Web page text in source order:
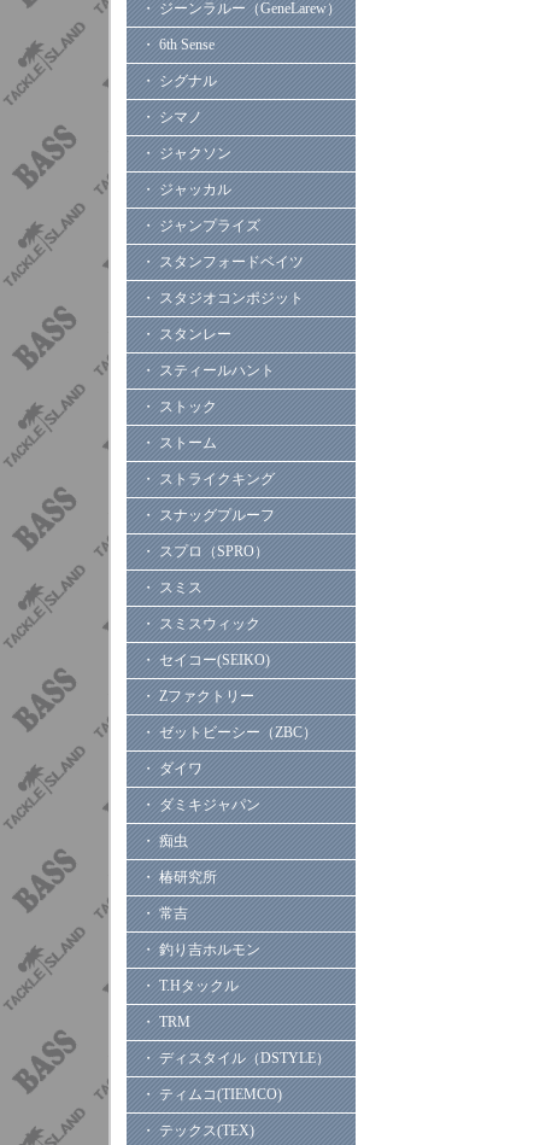
・ ジーンラルー（GeneLarew）
・ 6th Sense
・ シグナル
・ シマノ
・ ジャクソン
・ ジャッカル
・ ジャンプライズ
・ スタンフォードベイツ
・ スタジオコンポジット
・ スタンレー
・ スティールハント
・ ストック
・ ストーム
・ ストライクキング
・ スナッグプルーフ
・ スプロ（SPRO）
・ スミス
・ スミスウィック
・ セイコー(SEIKO)
・ Zファクトリー
・ ゼットビーシー（ZBC）
・ ダイワ
・ ダミキジャパン
・ 痴虫
・ 椿研究所
・ 常吉
・ 釣り吉ホルモン
・ T.Hタックル
・ TRM
・ ディスタイル（DSTYLE）
・ ティムコ(TIEMCO)
・ テックス(TEX)